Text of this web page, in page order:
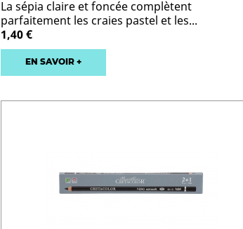
La sépia claire et foncée complètent
parfaitement les craies pastel et les...
1,40 €
EN SAVOIR +